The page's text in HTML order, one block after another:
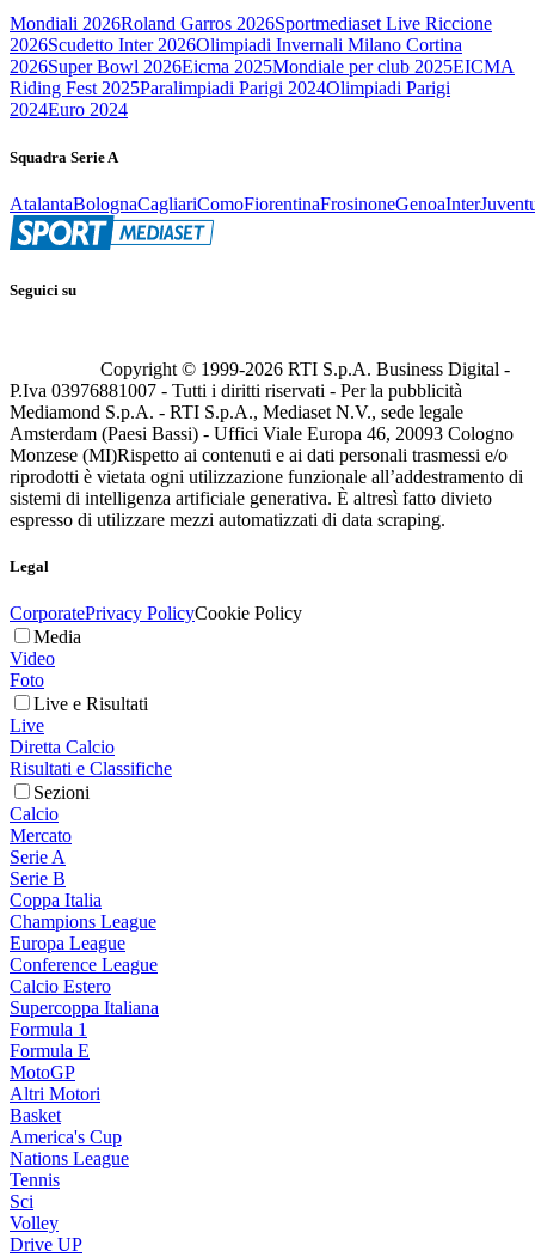
Mondiali 2026Roland Garros 2026Sportmediaset Live Riccione
2026Scudetto Inter 2026Olimpiadi Invernali Milano Cortina
2026Super Bowl 2026Eicma 2025Mondiale per club 2025EICMA
Riding Fest 2025Paralimpiadi Parigi 2024Olimpiadi Parigi
2024Euro 2024
Squadra Serie A
AtalantaBolognaCagliariComoFiorentinaFrosinoneGenoaInter
Seguici su
Copyright © 1999-2026 RTI S.p.A. Business Digital -
P.Iva 03976881007 - Tutti i diritti riservati - Per la pubblicità
Mediamond S.p.A. - RTI S.p.A., Mediaset N.V., sede legale
Amsterdam (Paesi Bassi) - Uffici Viale Europa 46, 20093 Cologno
Monzese (MI)Rispetto ai contenuti e ai dati personali trasmessi e/o
riprodotti è vietata ogni utilizzazione funzionale all’addestramento di
sistemi di intelligenza artificiale generativa. È altresì fatto divieto
espresso di utilizzare mezzi automatizzati di data scraping.
Legal
CorporatePrivacy PolicyCookie Policy
Media
Video
Foto
Live e Risultati
Live
Diretta Calcio
Risultati e Classifiche
Sezioni
Calcio
Mercato
Serie A
Serie B
Coppa Italia
Champions League
Europa League
Conference League
Calcio Estero
Supercoppa Italiana
Formula 1
Formula E
MotoGP
Altri Motori
Basket
America's Cup
Nations League
Tennis
Sci
Volley
Drive UP